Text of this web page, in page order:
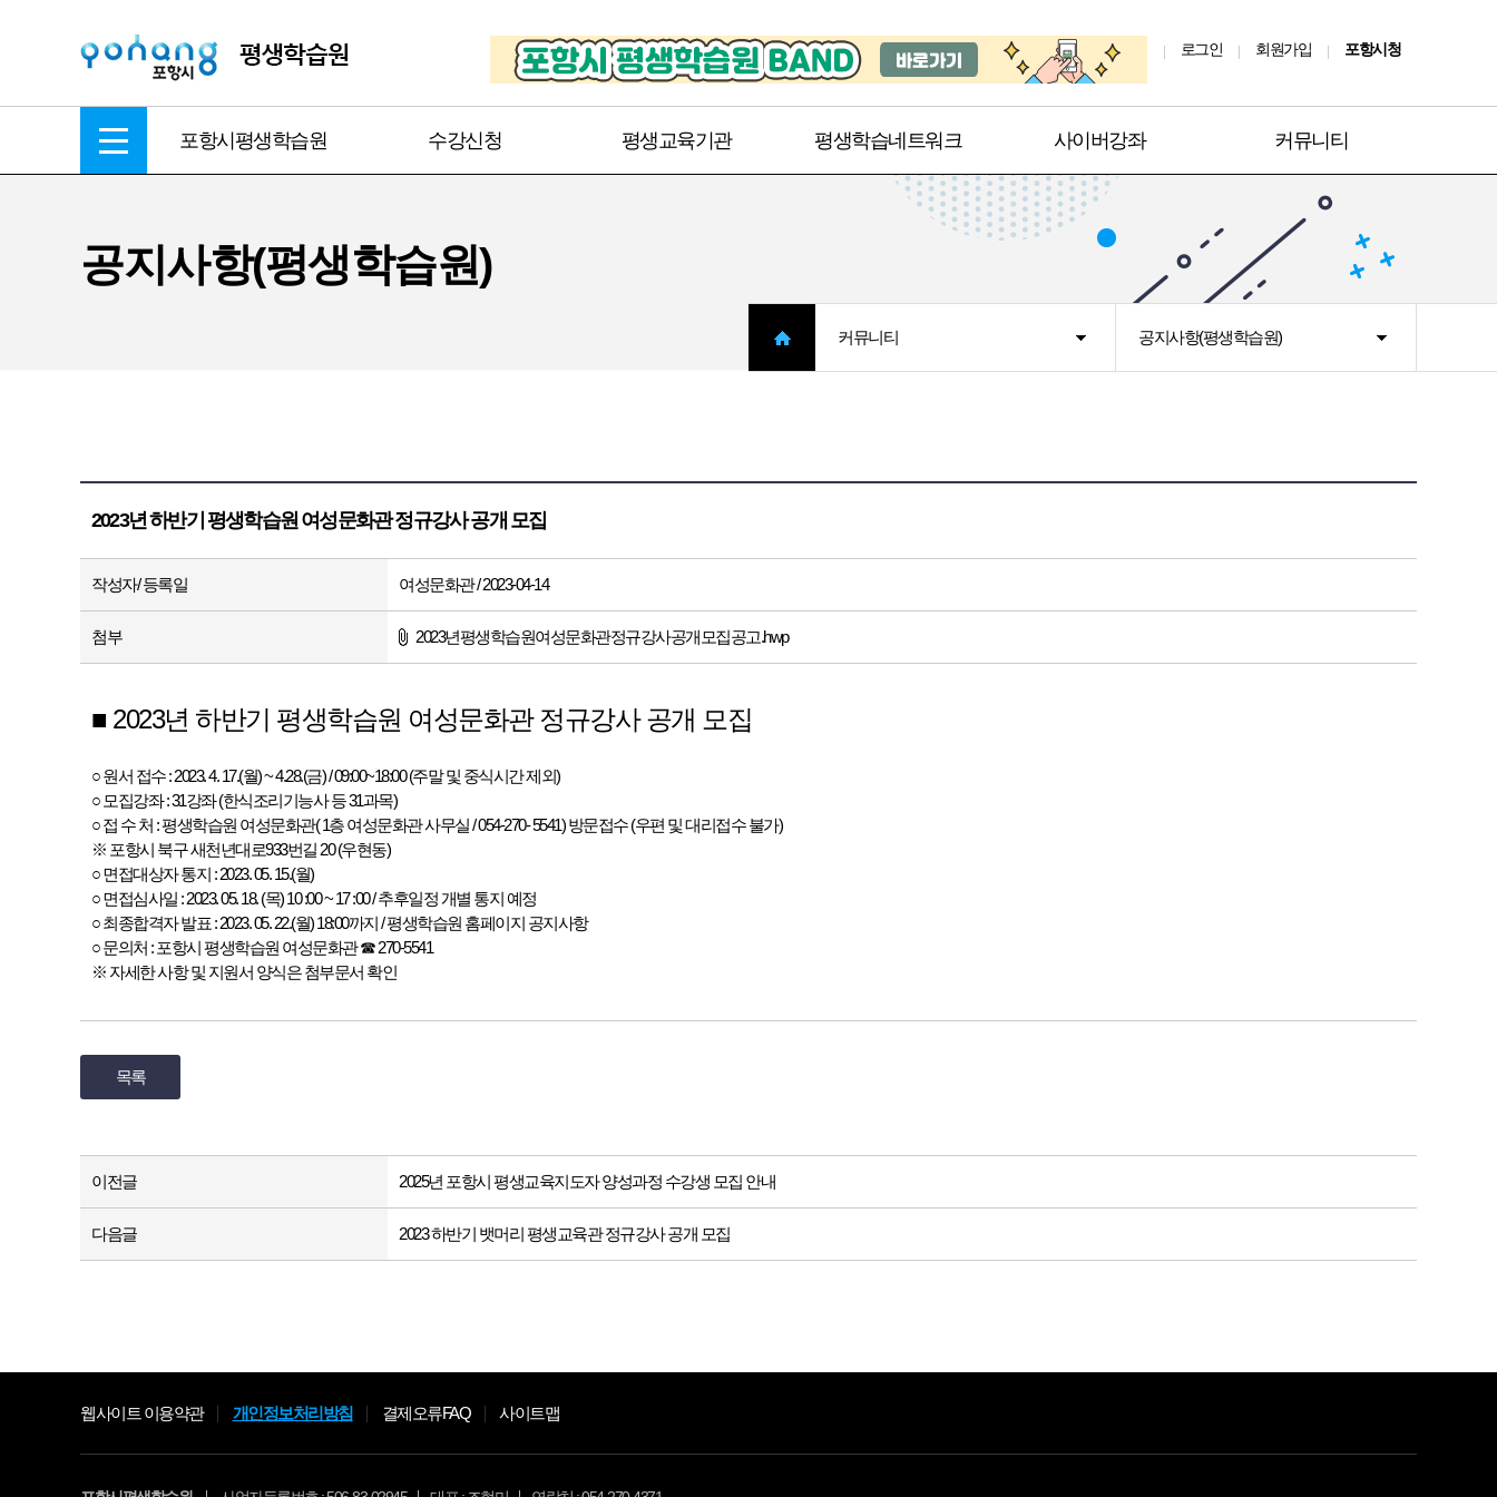
로그인 회원가입 포항시청
포항시평생학습원 수강신청 평생교육기관 평생학습네트워크 사이버강좌 커뮤니티
공지사항(평생학습원)
커뮤니티 공지사항(평생학습원)
2023년 하반기 평생학습원 여성문화관 정규강사 공개 모집
작성자/ 등록일 여성문화관 / 2023-04-14
첨부 2023년평생학습원여성문화관정규강사공개모집공고.hwp
■ 2023년 하반기 평생학습원 여성문화관 정규강사 공개 모집
○ 원서 접수 : 2023. 4. 17.(월) ~ 4.28.(금) / 09:00~18:00 (주말 및 중식시간 제외)
○ 모집강좌 : 31강좌 (한식조리기능사 등 31과목)
○ 접 수 처 : 평생학습원 여성문화관( 1층 여성문화관 사무실 / 054-270- 5541) 방문접수 (우편 및 대리접수 불가)
※ 포항시 북구 새천년대로933번길 20 (우현동)
○ 면접대상자 통지 : 2023. 05. 15.(월)
○ 면접심사일 : 2023. 05. 18. (목) 10 :00 ~ 17 :00 / 추후일정 개별 통지 예정
○ 최종합격자 발표 : 2023. 05. 22.(월) 18:00까지 / 평생학습원 홈페이지 공지사항
○ 문의처 : 포항시 평생학습원 여성문화관 ☎ 270-5541
※ 자세한 사항 및 지원서 양식은 첨부문서 확인
목록
이전글 2025년 포항시 평생교육지도자 양성과정 수강생 모집 안내
다음글 2023 하반기 뱃머리 평생교육관 정규강사 공개 모집
웹사이트 이용약관 개인정보처리방침 결제오류FAQ 사이트맵